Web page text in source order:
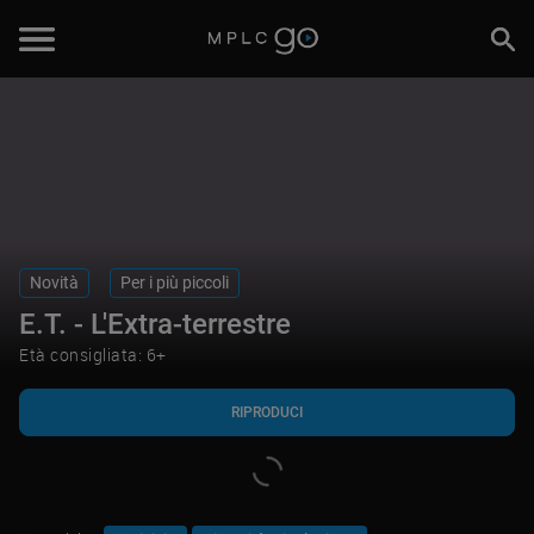
Novità Per i più piccoli
E.T. - L'Extra-terrestre
Età consigliata: 6+
RIPRODUCI